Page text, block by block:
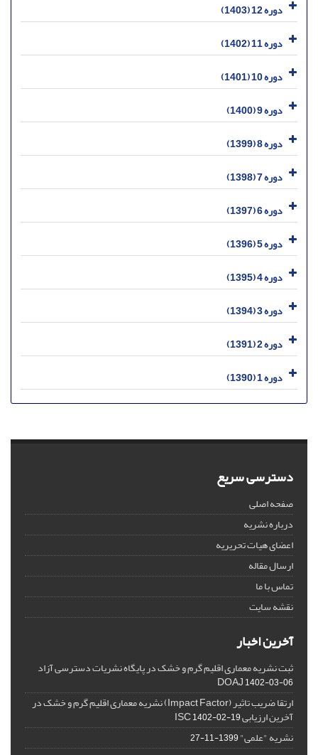
دوره 12 (1403)
دوره 11 (1402)
دوره 10 (1401)
دوره 9 (1400)
دوره 8 (1399)
دوره 7 (1398)
دوره 6 (1397)
دوره 5 (1396)
دوره 4 (1395)
دوره 3 (1394)
دوره 2 (1391)
دوره 1 (1390)
دسترسی سریع
صفحه اصلی
درباره نشریه
اعضای هیات تحریریه
ارسال مقاله
تماس با ما
نقشه سایت
آخرین اخبار
ثبت نشریه معماری اقلیم گرم و خشک در پایگاه نشریات دسترسی آزاد
DOAJ1402-03-06
ارتقا ضریب تاثیر (Impact Factor) نشریه معماری اقلیم گرم و خشک در
آخرین ارزیابی ISC1402-02-19
نشریه "علمی"1399-11-27